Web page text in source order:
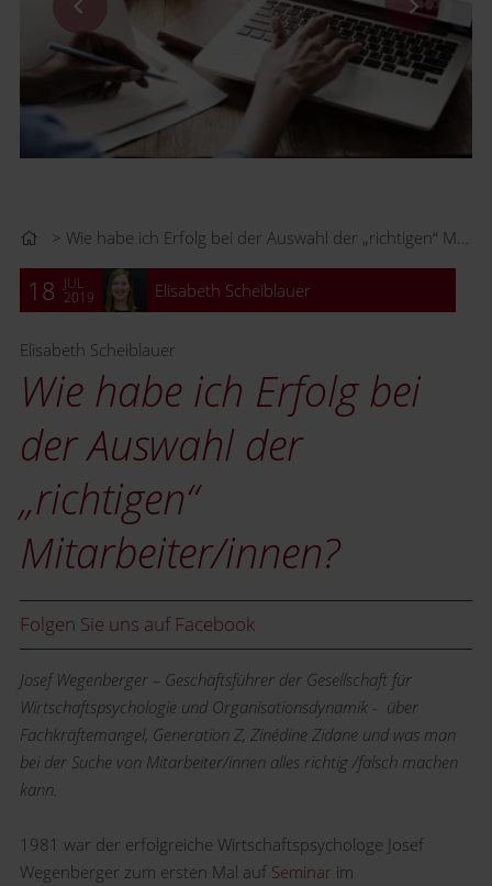
Wie habe ich Erfolg bei der Auswahl der „richtigen“ Mitarbeiter/innen?
18
JUL
2019
Elisabeth Scheiblauer
Elisabeth Scheiblauer
Wie habe ich Erfolg bei
der Auswahl der
„richtigen“
Mitarbeiter/innen?
Folgen Sie uns auf Facebook
Josef Wegenberger – Geschäftsführer der Gesellschaft für
Wirtschaftspsychologie und Organisationsdynamik - über
Fachkräftemangel, Generation Z, Zinédine Zidane und was man
bei der Suche von Mitarbeiter/innen alles richtig /falsch machen
kann.
1981 war der erfolgreiche Wirtschaftspsychologe Josef
Wegenberger zum ersten Mal auf Seminar im